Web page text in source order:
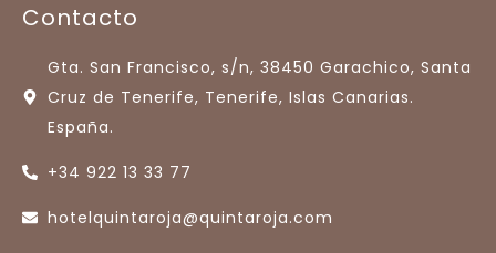
Contacto
Gta. San Francisco, s/n, 38450 Garachico, Santa
Cruz de Tenerife, Tenerife, Islas Canarias.
España.
+34 922 13 33 77
hotelquintaroja@quintaroja.com